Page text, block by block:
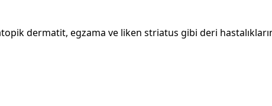
dermatit, egzama ve liken striatus gibi deri